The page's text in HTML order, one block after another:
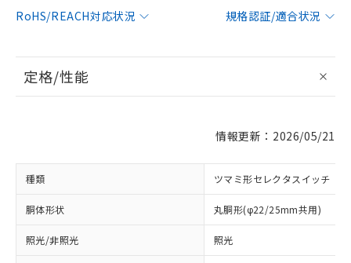
RoHS/REACH対応状況
規格認証/適合状況
定格/性能
情報更新：2026/05/21
種類 ツマミ形セレクタスイッチ
胴体形状 丸胴形(φ22/25mm共用)
照光/非照光 照光